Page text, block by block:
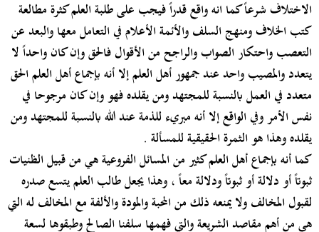
الاختلاف شرعاً كما انه واقع قدراً فيجب على طلبة العلم كثرة مطالعة
كتب الخلاف ومنهج السلف والأئمة الأعلام في التعامل معها والبعد عن
التعصب واحتكار الصواب والراجح من الأقوال فالحق وإن كان واحداً لا
يتعدد والمصيب واحد عند جمهور أهل العلم إلا أنه بإجماع أهل العلم الحق
متعدد في العمل بالنسبة للمجتهد ومن يقلده فهو وإن كان مرجوحا في
نفس الأمر وفي الواقع إلا أنه مبريء للذمة عند الله بالنسبة للمجتهد ومن
يقلده وهذا هو الثمرة الحقيقية للمسألة .
كما أنه بإجماع أهل العلم كثير من المسائل الفروعية هي من قبيل الظنيات
ثبوتاً أو دلالة أو ثبوتاً ودلالة معاً ، وهذا يجعل طالب العلم يتسع صدره
لقبول المخالف ولا يمنعه ذلك من المحبة والمودة والألفة مع المخالف له التي
هي من أهم مقاصد الشريعة والتي فهمها سلفنا الصالح وطبقوها لسعة